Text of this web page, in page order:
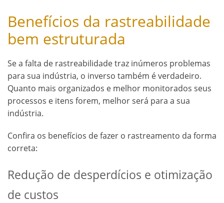
Benefícios da rastreabilidade
bem estruturada
Se a falta de rastreabilidade traz inúmeros problemas
para sua indústria, o inverso também é verdadeiro.
Quanto mais organizados e melhor monitorados seus
processos e itens forem, melhor será para a sua
indústria.
Confira os benefícios de fazer o rastreamento da forma
correta:
Redução de desperdícios e otimização
de custos